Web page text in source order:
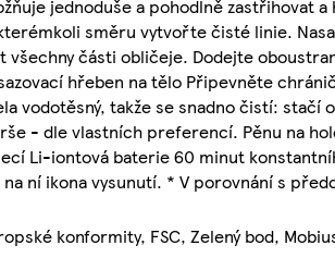
jednoduše a pohodlně zastřihovat
směru vytvořte čisté linie.
všechny části obličeje. Dodejte
hřeben na tělo Připevněte
vodotěsný, takže se snadno čistí:
- dle vlastních preferencí. Pěnu na
Li-iontová baterie 60 minut
ní ikona vysunutí. * V porovnání s
konformity, FSC, Zelený bod,